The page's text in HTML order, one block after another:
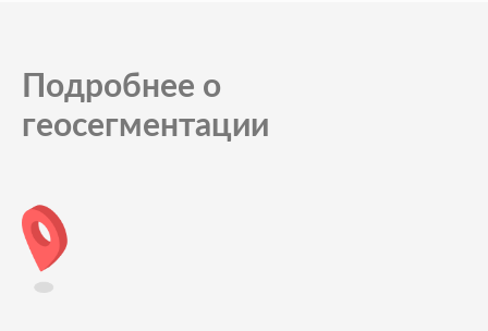
Подробнее о
геосегментации